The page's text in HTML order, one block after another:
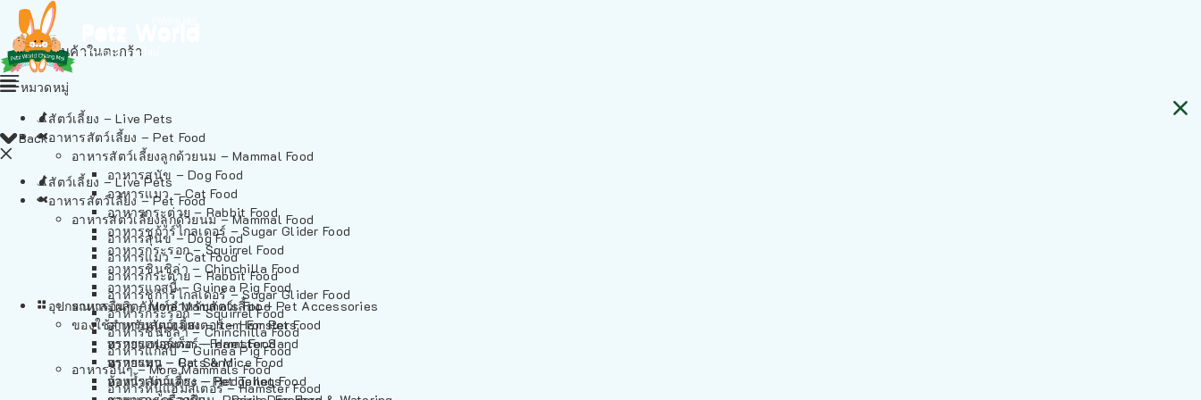
ไม่มีสินค้าในตะกร้า
Back
สัตว์เลี้ยง – Live Pets
อาหารสัตว์เลี้ยง – Pet Food
อาหารสัตว์เลี้ยงลูกด้วยนม – Mammal Food
อาหารสุนัข – Dog Food
อาหารแมว – Cat Food
อาหารกระต่าย – Rabbit Food
อาหารชูก้าร์ไกลเดอร์ – Sugar Glider Food
อาหารกระรอก – Squirrel Food
อาหารชินชิล่า – Chinchilla Food
อาหารแกสบี้ – Guinea Pig Food
อาหารอื่นๆ – More Mammals Food
อาหารหนูแฮมสเตอร์ – Hamster Food
หมวดหมู่
สัตว์เลี้ยง – Live Pets
อาหารสัตว์เลี้ยง – Pet Food
อาหารสัตว์เลี้ยงลูกด้วยนม – Mammal Food
อาหารสุนัข – Dog Food
อาหารแมว – Cat Food
อาหารกระต่าย – Rabbit Food
อาหารชูก้าร์ไกลเดอร์ – Sugar Glider Food
อาหารกระรอก – Squirrel Food
อาหารชินชิล่า – Chinchilla Food
อาหารแกสบี้ – Guinea Pig Food
อาหารอื่นๆ – More Mammals Food
อาหารหนูแฮมสเตอร์ – Hamster Food
อาหารเฟอร์เร็ต – Ferret Food
อาหารหนู – Rats & Mice Food
อาหารเม่นแคระ – Hedgehog Food
อุปกรณและผลิตภัณฑ์สำหรับสัตว์เลี้ยง – Pet Accessories
ของใช้สำหรับสัตว์เลี้ยง – Item For Pets
ทรายแฮมสเตอร์ – Hamster Sand
ทรายแมว – Cat Sand
ห้องน้ำสัตว์เลี้ยง – Pet Toilets